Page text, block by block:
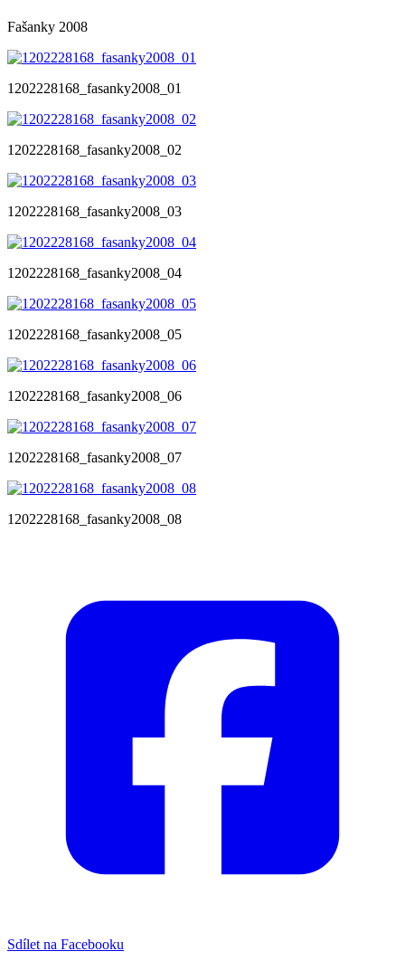
Fašanky 2008
1202228168_fasanky2008_01
1202228168_fasanky2008_02
1202228168_fasanky2008_03
1202228168_fasanky2008_04
1202228168_fasanky2008_05
1202228168_fasanky2008_06
1202228168_fasanky2008_07
1202228168_fasanky2008_08
Sdílet na Facebooku